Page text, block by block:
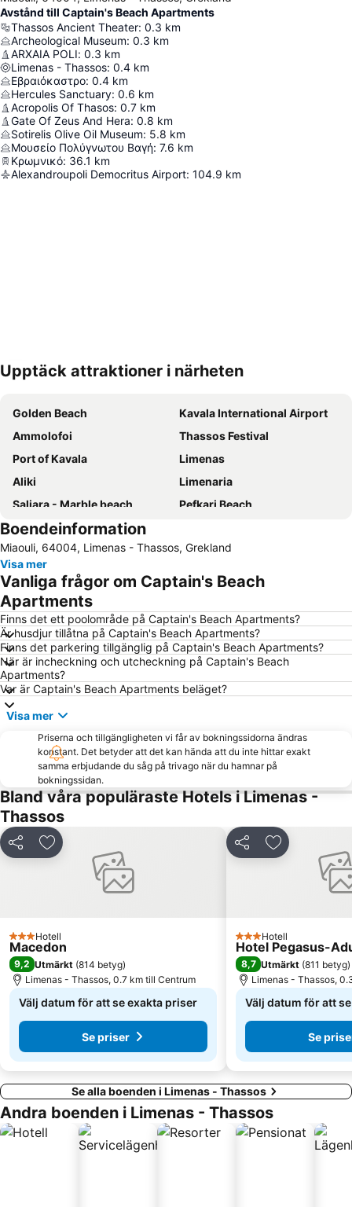
Avstånd till Captain's Beach Apartments
Thassos Ancient Theater: 0.3 km
Archeological Museum: 0.3 km
ARXAIA POLI: 0.3 km
Limenas - Thassos: 0.4 km
Εβραιόκαστρο: 0.4 km
Hercules Sanctuary: 0.6 km
Acropolis Of Thasos: 0.7 km
Gate Of Zeus And Hera: 0.8 km
Sotirelis Olive Oil Museum: 5.8 km
Μουσείο Πολύγνωτου Βαγή: 7.6 km
Κρωμνικό: 36.1 km
Alexandroupoli Democritus Airport: 104.9 km
Förstora kartan
Upptäck attraktioner i närheten
Golden Beach
Kavala International Airport
Ammolofoi
Thassos Festival
Port of Kavala
Limenas
Aliki
Limenaria
Saliara - Marble beach
Pefkari Beach
Limenaria
Keramoti
Fanari Camping
Myrovolos
Traditional Settlement of Theologos
Perigiali beach
Sports Center Skoda Xanthi
Limanaki
Ammoglossa - Keramoti
Astrida
Rapsani
Kipoupoli
Sarakina
Boendeinformation
Miaouli, 64004, Limenas - Thassos, Grekland
Visa mer
Vanliga frågor om Captain's Beach
Apartments
Finns det ett poolområde på Captain's Beach Apartments?
Är husdjur tillåtna på Captain's Beach Apartments?
Finns det parkering tillgänglig på Captain's Beach Apartments?
När är incheckning och utcheckning på Captain's Beach
Apartments?
Var är Captain's Beach Apartments beläget?
Visa mer
Priserna och tillgängligheten vi får av bokningssidorna ändras
konstant. Det betyder att det kan hända att du inte hittar exakt
samma erbjudande du såg på trivago när du hamnar på
bokningssidan.
Bland våra populäraste Hotels i Limenas -
Thassos
Dela Lägg till i Mina Favoriter
3 Stjärnor
Hotell
Macedon
9,2 Utmärkt (814 betyg)
Limenas - Thassos, 0.7 km till Centrum
Välj datum för att se exakta priser
Se priser
Dela Lägg till i
3 Stjärnor
Hotell
Hotel Pegasus-
8,7 Utmärkt (811 betyg)
Limenas - Thassos,
Välj datum för att
Se
Se alla boenden i Limenas - Thassos
Andra boenden i Limenas - Thassos